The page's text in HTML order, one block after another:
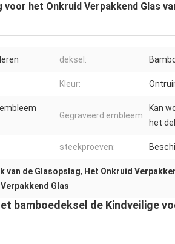
het Onkruid Verpakkend Glas
deksel:
Kleur:
Gegraveerd embleem:
Kan
het
steekproeven:
van de Glasopslag, Het Onkruid
Glas
bamboedeksel de Kindveilige